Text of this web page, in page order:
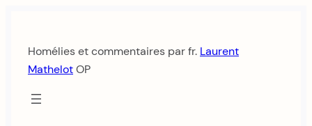
contenu
Homélies et commentaires par fr. Laurent
MathelotOP